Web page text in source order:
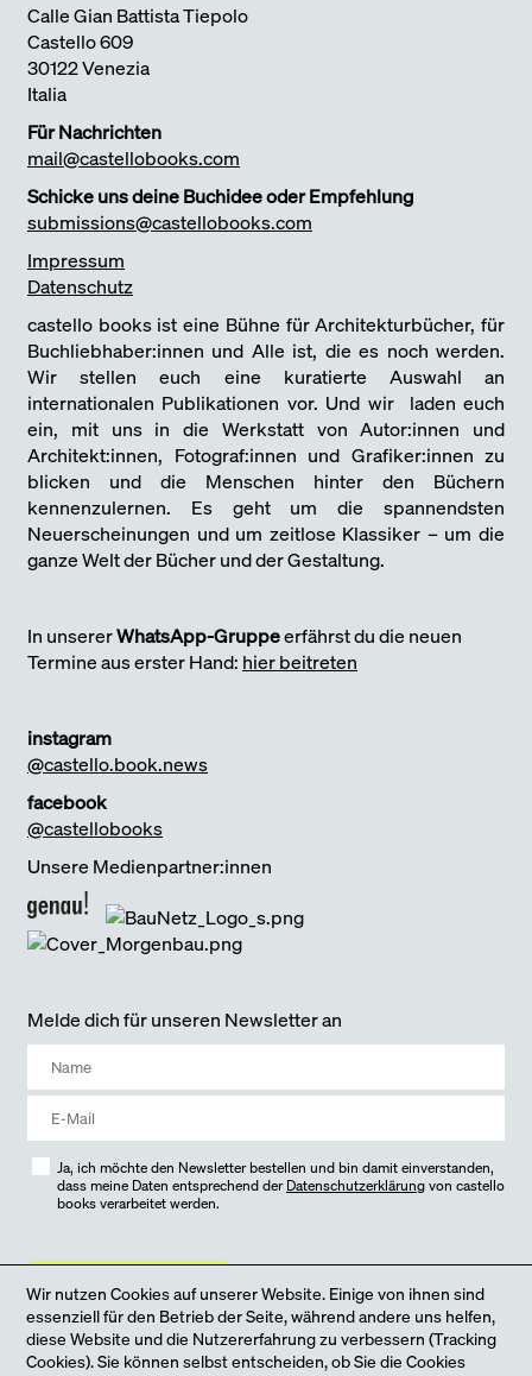
Calle Gian Battista Tiepolo
Castello 609
30122 Venezia
Italia
Für Nachrichten
mail@castellobooks.com
Schicke uns deine Buchidee oder Empfehlung
submissions@castellobooks.com
Impressum
Datenschutz
castello books ist eine Bühne für Architekturbücher, für
Buchliebhaber:innen und Alle ist, die es noch werden.
Wir stellen euch eine kuratierte Auswahl an
internationalen Publikationen vor. Und wir laden euch
ein, mit uns in die Werkstatt von Autor:innen und
Architekt:innen, Fotograf:innen und Grafiker:innen zu
blicken und die Menschen hinter den Büchern
kennenzulernen. Es geht um die spannendsten
Neuerscheinungen und um zeitlose Klassiker – um die
ganze Welt der Bücher und der Gestaltung.
In unsererWhatsApp-Gruppeerfährst du die neuen
Termine aus erster Hand: hier beitreten
instagram
@castello.book.news
facebook
@castellobooks
Unsere Medienpartner:innen
Melde dich für unseren Newsletter an
Ja, ich möchte den Newsletter bestellen und bin damit einverstanden,
dass meine Daten entsprechend der Datenschutzerklärung von castello
books verarbeitet werden.
jetzt anmelden
Wir nutzen Cookies auf unserer Website. Einige von ihnen sind
essenziell für den Betrieb der Seite, während andere uns helfen,
diese Website und die Nutzererfahrung zu verbessern (Tracking
Cookies). Sie können selbst entscheiden, ob Sie die Cookies